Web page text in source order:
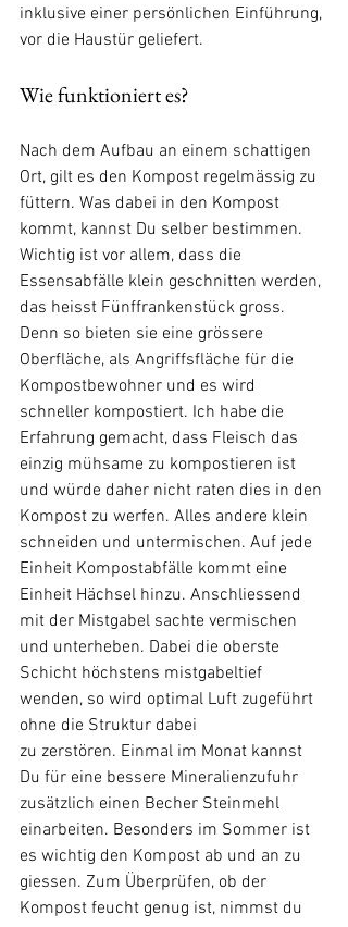
inklusive einer persönlichen Einführung,
vor die Haustür geliefert.
Wie funktioniert es?
Nach dem Aufbau an einem schattigen
Ort, gilt es den Kompost regelmässig zu
füttern. Was dabei in den Kompost
kommt, kannst Du selber bestimmen.
Wichtig ist vor allem, dass die
Essensabfälle klein geschnitten werden,
das heisst Fünffrankenstück gross.
Denn so bieten sie eine grössere
Oberfläche, als Angriffsfläche für die
Kompostbewohner und es wird
schneller kompostiert. Ich habe die
Erfahrung gemacht, dass Fleisch das
einzig mühsame zu kompostieren ist
und würde daher nicht raten dies in den
Kompost zu werfen. Alles andere klein
schneiden und untermischen. Auf jede
Einheit Kompostabfälle kommt eine
Einheit Hächsel hinzu. Anschliessend
mit der Mistgabel sachte vermischen
und unterheben. Dabei die oberste
Schicht höchstens mistgabeltief
wenden, so wird optimal Luft zugeführt
ohne die Struktur dabei
zu zerstören. Einmal im Monat kannst
Du für eine bessere Mineralienzufuhr
zusätzlich einen Becher Steinmehl
einarbeiten. Besonders im Sommer ist
es wichtig den Kompost ab und an zu
giessen. Zum Überprüfen, ob der
Kompost feucht genug ist, nimmst du